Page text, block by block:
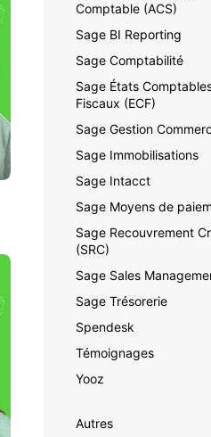
Comptable (ACS)
Sage BI Reporting
Sage Comptabilité
Sage États
Fiscaux (ECF)
Sage Gestion
Sage Immobilisations
Sage Intacct
Sage Moyens de
Sage Recouvrement
(SRC)
Sage Sales
Sage Trésorerie
Spendesk
Témoignages
Yooz
Autres